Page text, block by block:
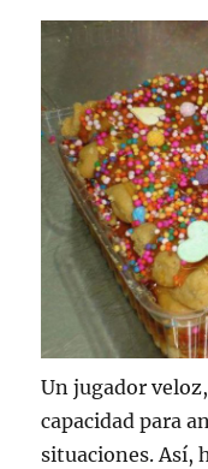
Un jugador
capacidad para
situaciones. Así,